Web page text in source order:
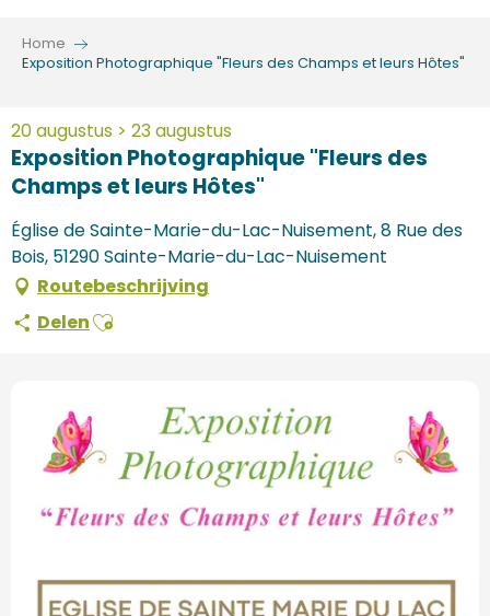
contenu
Home
Exposition Photographique "Fleurs des Champs et leurs Hôtes"
20 augustus > 23 augustus
Exposition Photographique "Fleurs des
Champs et leurs Hôtes"
Église de Sainte-Marie-du-Lac-Nuisement, 8 Rue des
Bois, 51290 Sainte-Marie-du-Lac-Nuisement
Routebeschrijving
DelenAjouter aux favoris